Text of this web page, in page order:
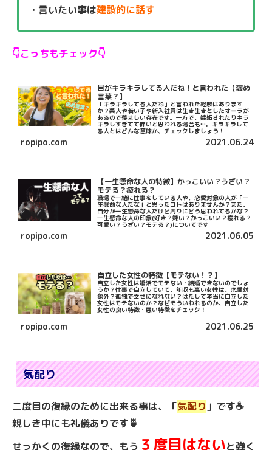
・言いたい事は建設的に話す
👇こっちもチェック👇
目がキラキラしてる人だね！と言われた【褒め
言葉？】
「キラキラしてる人だね」と言われた経験はあります
か？美人や若い子や新入社員は生き生きとしたオーラが
あるので羨ましい存在です。一方で、嫉妬されたりキラ
キラしすぎてて怖いと思われる場合も…。キラキラして
る人とはどんな意味か、チェックしましょう！
ropipo.com 2021.06.24
【一生懸命な人の特徴】かっこいい？うざい？
モテる？疲れる？
職場で一緒に仕事をしている人や、恋愛対象の人が「一
生懸命な人だな」と思ったコトはありませんか？また、
自分が一生懸命な人だけど周りにどう思われてるかな？
一生懸命な人の印象(好き？嫌い？かっこいい？疲れる？
可愛い？うざい？モテる？)についてです
ropipo.com 2021.06.05
自立した女性の特徴【モテない！？】
自立した女性は婚活でモテない・結婚できないのでしょ
うか？仕事で自立していて、年収も高い女性は、恋愛対
象外？孤独で幸せになれない？はたして本当に自立した
女性はモテないのか？なぜそういわれるのか、自立した
女性の良い特徴・悪い特徴をチェック！
ropipo.com 2021.06.25
気配り
二度目の復縁のために出来る事は、「気配り 」です☕
親しき中にも礼儀ありです🍵
せっかくの復縁なので、もう ３度目はないと強く